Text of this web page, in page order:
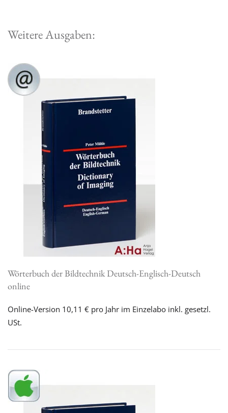
Weitere Ausgaben:
Wörterbuch der Bildtechnik Deutsch-Englisch-Deutsch
online
Online-Version 10,11 € pro Jahr im Einzelabo inkl. gesetzl.
USt.